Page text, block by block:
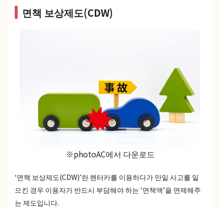
면책 보상제도(CDW)
※photoAC에서 다운로드
‘면책 보상제도(CDW)’란 렌터카를 이용하다가 만일 사고를 일
으킨 경우 이용자가 반드시 부담해야 하는 ‘면책액’을 면제해주
는 제도입니다.